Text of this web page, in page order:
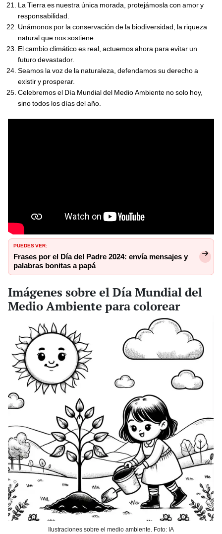
La Tierra es nuestra única morada, protejámosla con amor y
responsabilidad.
Unámonos por la conservación de la biodiversidad, la riqueza
natural que nos sostiene.
El cambio climático es real, actuemos ahora para evitar un
futuro devastador.
Seamos la voz de la naturaleza, defendamos su derecho a
existir y prosperar.
Celebremos el Día Mundial del Medio Ambiente no solo hoy,
sino todos los días del año.
PUEDES VER:
Frases por el Día del Padre 2024: envía mensajes y
palabras bonitas a papá
Imágenes sobre el Día Mundial del
Medio Ambiente para colorear
Ilustraciones sobre el medio ambiente. Foto: IA